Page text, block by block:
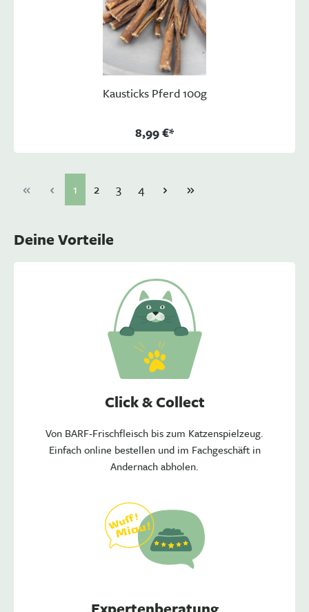
Kausticks Pferd 100g
8,99 €*
1 2 3 4
Deine Vorteile
Click & Collect
Von BARF-Frischfleisch bis zum Katzenspielzeug.
Einfach online bestellen und im Fachgeschäft in
Andernach abholen.